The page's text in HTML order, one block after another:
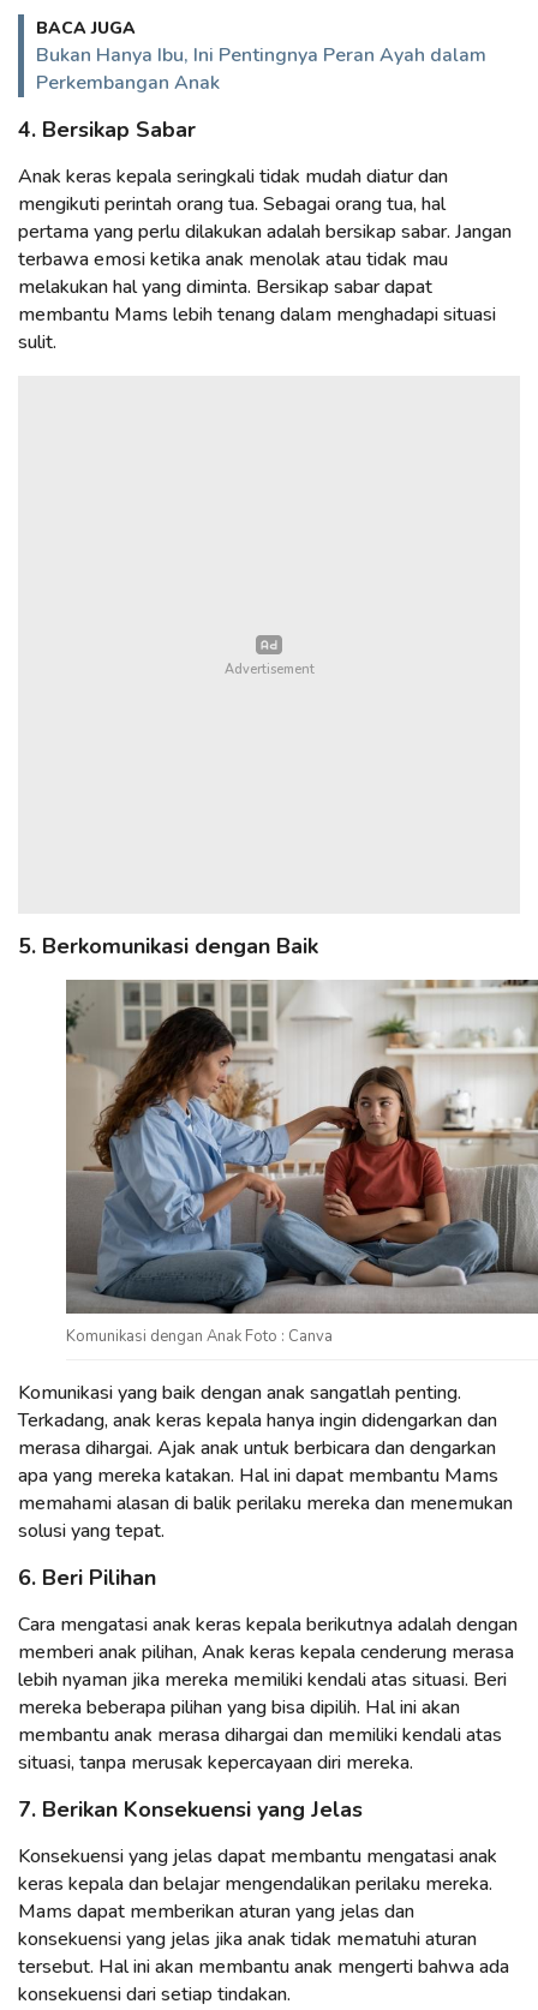
BACA JUGA
Bukan Hanya Ibu, Ini Pentingnya Peran Ayah dalam
Perkembangan Anak
4. Bersikap Sabar
Anak keras kepala seringkali tidak mudah diatur dan
mengikuti perintah orang tua. Sebagai orang tua, hal
pertama yang perlu dilakukan adalah bersikap sabar. Jangan
terbawa emosi ketika anak menolak atau tidak mau
melakukan hal yang diminta. Bersikap sabar dapat
membantu Mams lebih tenang dalam menghadapi situasi
sulit.
5. Berkomunikasi dengan Baik
Komunikasi dengan Anak Foto : Canva
Komunikasi yang baik dengan anak sangatlah penting.
Terkadang, anak keras kepala hanya ingin didengarkan dan
merasa dihargai. Ajak anak untuk berbicara dan dengarkan
apa yang mereka katakan. Hal ini dapat membantu Mams
memahami alasan di balik perilaku mereka dan menemukan
solusi yang tepat.
6. Beri Pilihan
Cara mengatasi anak keras kepala berikutnya adalah dengan
memberi anak pilihan, Anak keras kepala cenderung merasa
lebih nyaman jika mereka memiliki kendali atas situasi. Beri
mereka beberapa pilihan yang bisa dipilih. Hal ini akan
membantu anak merasa dihargai dan memiliki kendali atas
situasi, tanpa merusak kepercayaan diri mereka.
7. Berikan Konsekuensi yang Jelas
Konsekuensi yang jelas dapat membantu mengatasi anak
keras kepala dan belajar mengendalikan perilaku mereka.
Mams dapat memberikan aturan yang jelas dan
konsekuensi yang jelas jika anak tidak mematuhi aturan
tersebut. Hal ini akan membantu anak mengerti bahwa ada
konsekuensi dari setiap tindakan.